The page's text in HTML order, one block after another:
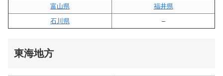
富山県
福井県
石川県
–
東海地方